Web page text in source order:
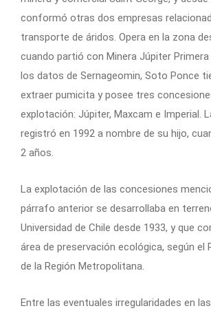
conformó otras dos empresas
transporte de áridos. Opera en la zona
cuando partió con Minera Júpiter Primera
los datos de Sernageomin, Soto Ponce
extraer pumicita y posee tres
explotación: Júpiter, Maxcam e Imperial.
registró en 1992 a nombre de su hijo,
2 años.
La explotación de las concesiones
párrafo anterior se desarrollaba en
Universidad de Chile desde 1933, y que
área de preservación ecológica, según el
de la Región Metropolitana.
Entre las eventuales irregularidades en